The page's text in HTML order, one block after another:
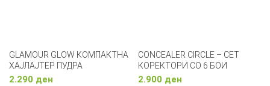
GLAMOUR GLOW КОМПАКТНА
ХАЈЛАЈТЕР ПУДРА
2.290 ден
CONCEALER CIRCLE – СЕТ
КОРЕКТОРИ СО 6 БОИ
2.900 ден